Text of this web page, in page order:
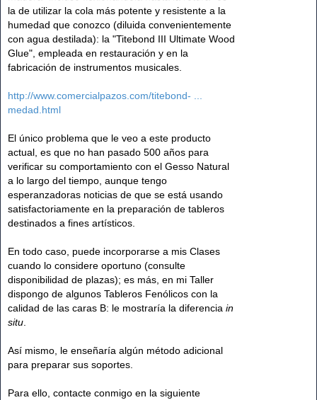
la de utilizar la cola más potente y resistente a la
humedad que conozco (diluida convenientemente
con agua destilada): la "Titebond III Ultimate Wood
Glue", empleada en restauración y en la
fabricación de instrumentos musicales.
http://www.comercialpazos.com/titebond- ...
medad.html
El único problema que le veo a este producto
actual, es que no han pasado 500 años para
verificar su comportamiento con el Gesso Natural
a lo largo del tiempo, aunque tengo
esperanzadoras noticias de que se está usando
satisfactoriamente en la preparación de tableros
destinados a fines artísticos.
En todo caso, puede incorporarse a mis Clases
cuando lo considere oportuno (consulte
disponibilidad de plazas); es más, en mi Taller
dispongo de algunos Tableros Fenólicos con la
calidad de las caras B: le mostraría la diferencia in
situ
Así mismo, le enseñaría algún método adicional
para preparar sus soportes.
Para ello, contacte conmigo en la siguiente